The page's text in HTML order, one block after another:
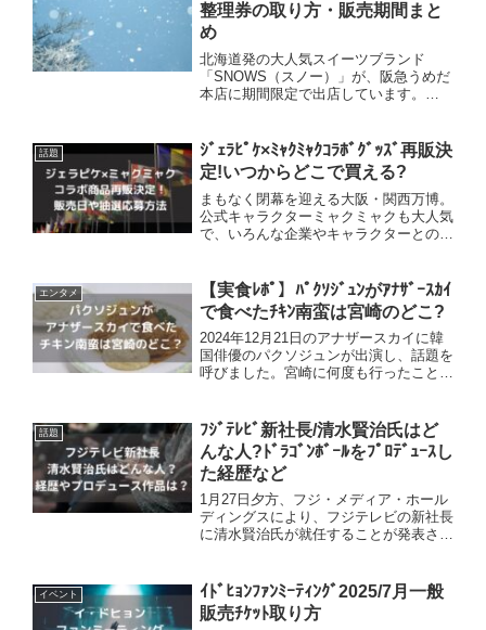
整理券の取り方・販売期間まと
め
北海道発の大人気スイーツブランド
「SNOWS（スノー）」が、阪急うめだ
本店に期間限定で出店しています。
り切れは何時頃？」など、気になってい
る方も多いのではないでしょうか...
話題
ｼﾞｪﾗﾋﾟｹ×ﾐｬｸﾐｬｸｺﾗﾎﾞｸﾞｯｽﾞ再販決
定!いつからどこで買える?
まもなく閉幕を迎える大阪・関西万博。
公式キャラクターミャクミャクも大人気
で、いろんな企業やキャラクターとのコ
登場し「かわいい！」「欲しい！」との
声が溢れていました。閉幕...
エンタメ
【実食ﾚﾎﾟ】ﾊﾟｸｿｼﾞｭﾝがｱﾅｻﾞｰｽｶｲ
で食べたﾁｷﾝ南蛮は宮崎のどこ?
2024年12月21日のアナザースカイに韓
国俳優のパクソジュンが出演し、話題を
呼びました。宮崎に何度も行ったことが
わたしはもう大興奮！今年の春休みに帰
省したとき、彼が食...
話題
ﾌｼﾞﾃﾚﾋﾞ新社長/清水賢治氏はど
んな人?ﾄﾞﾗｺﾞﾝﾎﾞｰﾙをﾌﾟﾛﾃﾞｭｰｽし
た経歴など
1月27日夕方、フジ・メディア・ホール
ディングスにより、フジテレビの新社長
に清水賢治氏が就任することが発表され
について調べてみました。フジテレビ新
社長/清水賢治氏のプロ...
イベント
ｲﾄﾞﾋｮﾝﾌｧﾝﾐｰﾃｨﾝｸﾞ2025/7月一般
販売ﾁｹｯﾄ取り方